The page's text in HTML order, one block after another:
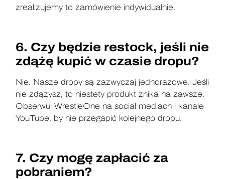
zrealizujemy to zamówienie indywidualnie.
6. Czy będzie restock, jeśli nie
zdążę kupić w czasie dropu?
Nie. Nasze dropy są zazwyczaj jednorazowe. Jeśli
nie zdążysz, to niestety produkt znika na zawsze.
Obserwuj WrestleOne na social mediach i kanale
YouTube, by nie przegapić kolejnego dropu.
7. Czy mogę zapłacić za
pobraniem?